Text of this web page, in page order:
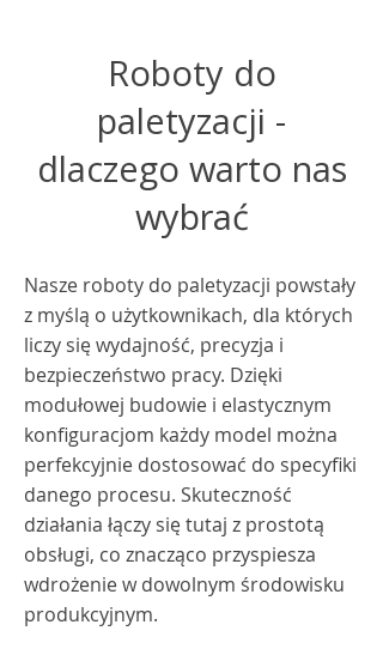
Roboty do
paletyzacji -
dlaczego warto nas
wybrać
Nasze roboty do paletyzacji powstały
z myślą o użytkownikach, dla których
liczy się wydajność, precyzja i
bezpieczeństwo pracy. Dzięki
modułowej budowie i elastycznym
konfiguracjom każdy model można
perfekcyjnie dostosować do specyfiki
danego procesu. Skuteczność
działania łączy się tutaj z prostotą
obsługi, co znacząco przyspiesza
wdrożenie w dowolnym środowisku
produkcyjnym.